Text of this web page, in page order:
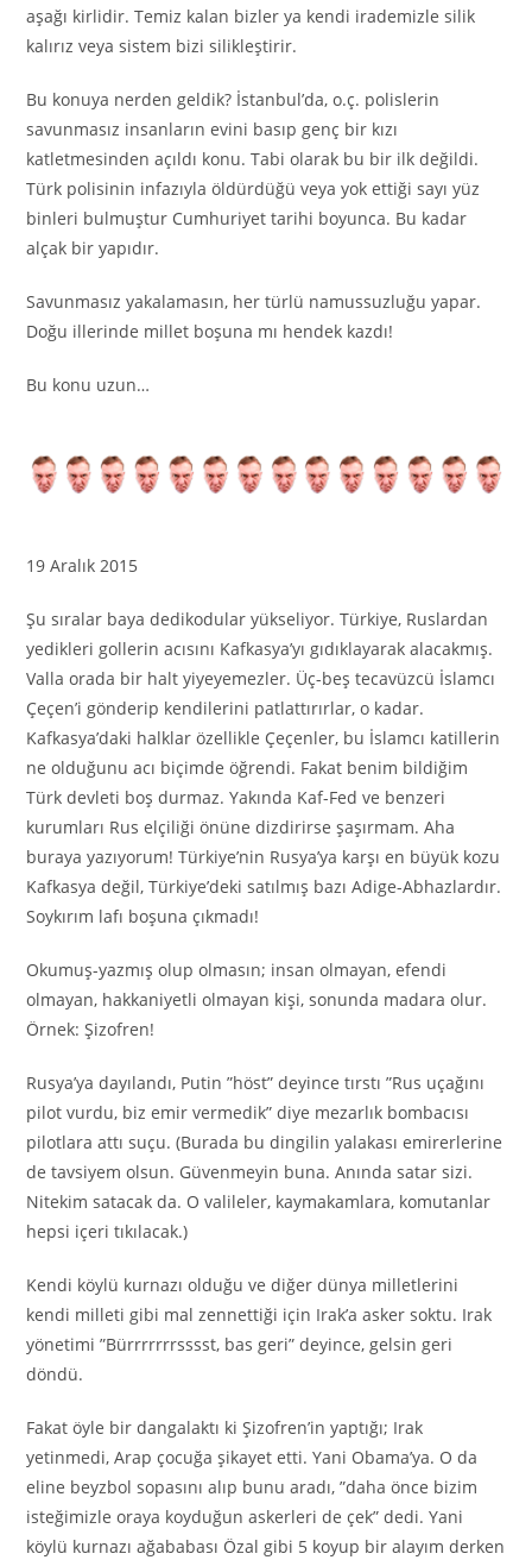
aşağı kirlidir. Temiz kalan bizler ya kendi irademizle silik
kalırız veya sistem bizi silikleştirir.
Bu konuya nerden geldik? İstanbul’da, o.ç. polislerin
savunmasız insanların evini basıp genç bir kızı
katletmesinden açıldı konu. Tabi olarak bu bir ilk değildi.
Türk polisinin infazıyla öldürdüğü veya yok ettiği sayı yüz
binleri bulmuştur Cumhuriyet tarihi boyunca. Bu kadar
alçak bir yapıdır.
Savunmasız yakalamasın, her türlü namussuzluğu yapar.
Doğu illerinde millet boşuna mı hendek kazdı!
Bu konu uzun…
19 Aralık 2015
Şu sıralar baya dedikodular yükseliyor. Türkiye, Ruslardan
yedikleri gollerin acısını Kafkasya’yı gıdıklayarak alacakmış.
Valla orada bir halt yiyeyemezler. Üç-beş tecavüzcü İslamcı
Çeçen’i gönderip kendilerini patlattırırlar, o kadar.
Kafkasya’daki halklar özellikle Çeçenler, bu İslamcı katillerin
ne olduğunu acı biçimde öğrendi. Fakat benim bildiğim
Türk devleti boş durmaz. Yakında Kaf-Fed ve benzeri
kurumları Rus elçiliği önüne dizdirirse şaşırmam. Aha
buraya yazıyorum! Türkiye’nin Rusya’ya karşı en büyük kozu
Kafkasya değil, Türkiye’deki satılmış bazı Adige-Abhazlardır.
Soykırım lafı boşuna çıkmadı!
Okumuş-yazmış olup olmasın; insan olmayan, efendi
olmayan, hakkaniyetli olmayan kişi, sonunda madara olur.
Örnek: Şizofren!
Rusya’ya dayılandı, Putin ”höst” deyince tırstı ”Rus uçağını
pilot vurdu, biz emir vermedik” diye mezarlık bombacısı
pilotlara attı suçu. (Burada bu dingilin yalakası emirerlerine
de tavsiyem olsun. Güvenmeyin buna. Anında satar sizi.
Nitekim satacak da. O valileler, kaymakamlara, komutanlar
hepsi içeri tıkılacak.)
Kendi köylü kurnazı olduğu ve diğer dünya milletlerini
kendi milleti gibi mal zennettiği için Irak’a asker soktu. Irak
yönetimi ”Bürrrrrrrsssst, bas geri” deyince, gelsin geri
döndü.
Fakat öyle bir dangalaktı ki Şizofren’in yaptığı; Irak
yetinmedi, Arap çocuğa şikayet etti. Yani Obama’ya. O da
eline beyzbol sopasını alıp bunu aradı, ”daha önce bizim
isteğimizle oraya koyduğun askerleri de çek” dedi. Yani
köylü kurnazı ağababası Özal gibi 5 koyup bir alayım derken